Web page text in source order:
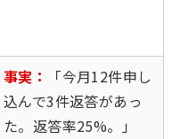
事実：
「今月12件申し
込んで3件返答があっ
た。返答率25%。」